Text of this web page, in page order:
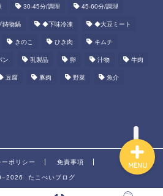
30-45分/調理 45-60分/調理
鋳物鍋 ◆下味冷凍 ◆大豆ミート
きのこ ひき肉 キムチ
ン 乳製品 卵 汁物 牛肉
豆腐 豚肉 野菜 魚介
ポリシー 免責事項
たこべいブログ
MENU
資産運用
ダイエット